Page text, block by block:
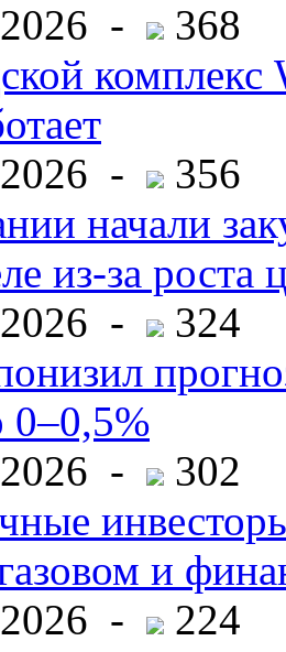
-
368
комплекс
-
356
начали
из-за роста
-
324
0–0,5%
-
302
и
-
224